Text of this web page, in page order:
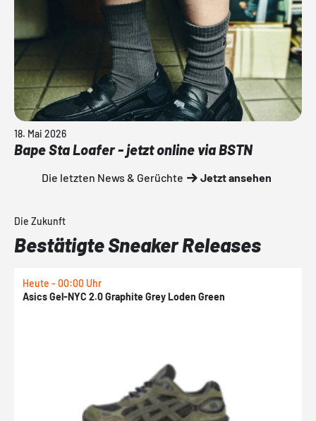
18. Mai 2026
Bape Sta Loafer - jetzt online via BSTN
Die letzten News & Gerüchte Jetzt ansehen
Die Zukunft
Bestätigte Sneaker Releases
Heute - 00:00 Uhr
Asics Gel-NYC 2.0 Graphite Grey Loden Green